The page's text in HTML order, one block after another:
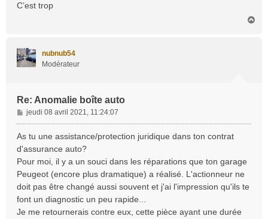
g
C’est trop
nubnub54
Modérateur
Re: Anomalie boîte auto
M
e
s
g
e
jeudi 08 avril 2021, 11:24:07
As tu une assistance/protection juridique dans ton contrat
d'assurance auto?
Pour moi, il y a un souci dans les réparations que ton garage
Peugeot (encore plus dramatique) a réalisé. L'actionneur ne
doit pas être changé aussi souvent et j'ai l'impression qu'ils te
font un diagnostic un peu rapide...
Je me retournerais contre eux, cette pièce ayant une durée